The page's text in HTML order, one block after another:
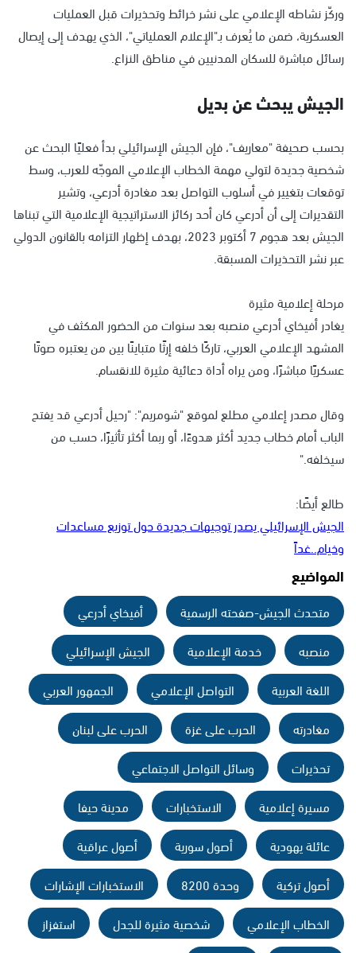
وركّز نشاطه الإعلامي على نشر خرائط وتحذيرات قبل العمليات
العسكرية، ضمن ما يُعرف بـ"الإعلام العملياتي"، الذي يهدف إلى إيصال
رسائل مباشرة للسكان المدنيين في مناطق النزاع.
الجيش يبحث عن بديل
بحسب صحيفة "معاريف"، فإن الجيش الإسرائيلي بدأ فعليًا البحث عن
شخصية جديدة لتولي مهمة الخطاب الإعلامي الموجّه للعرب، وسط
توقعات بتغيير في أسلوب التواصل بعد مغادرة أدرعي، وتشير
التقديرات إلى أن أدرعي كان أحد ركائز الاستراتيجية الإعلامية التي تبناها
الجيش بعد هجوم 7 أكتوبر 2023، بهدف إظهار التزامه بالقانون الدولي
عبر نشر التحذيرات المسبقة.
مرحلة إعلامية مثيرة
يغادر أفيخاي أدرعي منصبه بعد سنوات من الحضور المكثف في
المشهد الإعلامي العربي، تاركًا خلفه إرثًا متباينًا بين من يعتبره صوتًا
عسكريًا مباشرًا، ومن يراه أداة دعائية مثيرة للانقسام.
وقال مصدر إعلامي مطلع لموقع "شومريم": "رحيل أدرعي قد يفتح
الباب أمام خطاب جديد أكثر هدوءًا، أو ربما أكثر تأثيرًا، حسب من
سيخلفه."
طالع أيضًا:
الجيش الإسرائيلي يصدر توجيهات جديدة حول توزيع مساعدات
وخيام..غداً
المواضيع
متحدث الجيش-صفحته الرسمية
أفيخاي أدرعي
منصبه
خدمة الإعلامية
الجيش الإسرائيلي
اللغة العربية
التواصل الإعلامي
الجمهور العربي
مغادرته
الحرب على غزة
الحرب على لبنان
تحذيرات
وسائل التواصل الاجتماعي
مسيرة إعلامية
الاستخبارات
مدينة حيفا
عائلة يهودية
أصول سورية
أصول عراقية
أصول تركية
وحدة 8200
الاستخبارات الإشارات
الخطاب الإعلامي
شخصية مثيرة للجدل
استفزاز